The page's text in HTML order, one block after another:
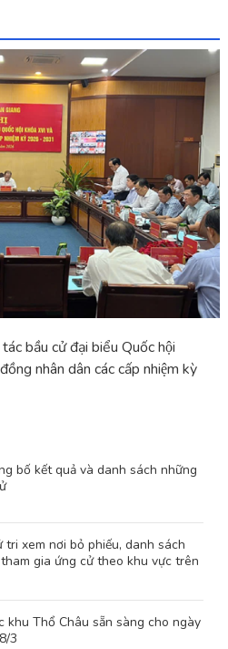
bầu cử đại biểu Quốc hội
nhân dân các cấp nhiệm kỳ
bố kết quả và danh sách những
tri xem nơi bỏ phiếu, danh sách
gia ứng cử theo khu vực trên
khu Thổ Châu sẵn sàng cho ngày
3